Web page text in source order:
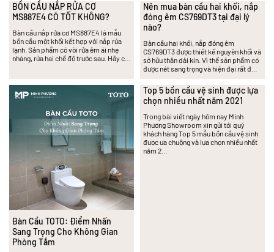
BỒN CẦU NẮP RỬA CƠ
MS887E4 CÓ TỐT KHÔNG?
Bàn cầu nắp rửa cơ MS887E4 là mẫu
bồn cầu một khối kết hợp với nắp rửa
lạnh. Sản phẩm có vòi rửa êm ái nhẹ
nhàng, rửa hai chế độ trước sau. Hãy c…
Nên mua bàn cầu hai khối, nắp
đóng êm CS769DT3 tại đại lý
nào?
Bàn cầu hai khối, nắp đóng êm
CS769DT3 được thiết kế nguyên khối và
sở hữu thân dài kín. Vì thế sản phẩm có
được nét sang trọng và hiện đại rất đ…
Bàn Cầu TOTO: Điểm Nhấn
Sang Trọng Cho Không Gian
Phòng Tắm
Top 5 bồn cầu vệ sinh được lựa
chọn nhiều nhất năm 2021
Trong bài viết ngày hôm nay Minh
Phương Showroom xin gửi tới quý
khách hàng Top 5 mẫu bồn cầu vệ sinh
được ưa chuộng và lựa chọn nhiều nhất
năm 2…